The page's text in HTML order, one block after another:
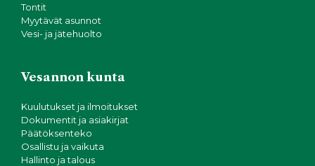
Tontit
Myytävät asunnot
Vesi- ja jätehuolto
Vesannon kunta
Kuulutukset ja ilmoitukset
Dokumentit ja asiakirjat
Päätöksenteko
Osallistu ja vaikuta
Hallinto ja talous